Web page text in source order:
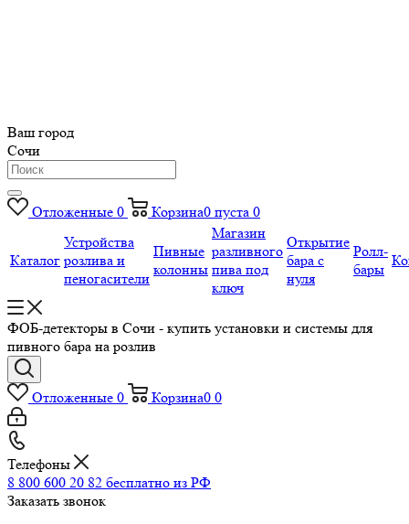
Ваш город
Сочи
Отложенные 0 Корзина0 пуста 0
Каталог
Устройства
розлива и
пеногасители
Пивные
колонны
Магазин
разливного
пива под
ключ
Открытие
бара с
нуля
Ролл-
бары
ФОБ-детекторы в Сочи - купить установки и системы для
пивного бара на розлив
Отложенные 0 Корзина0 0
Телефоны
8 800 600 20 82 бесплатно из РФ
Заказать звонок